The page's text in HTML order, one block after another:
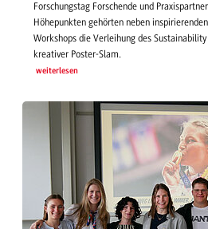
Forschungstag Forschende und
Höhepunkten gehörten neben
Workshops die Verleihung des
kreativer Poster-Slam.
weiterlesen